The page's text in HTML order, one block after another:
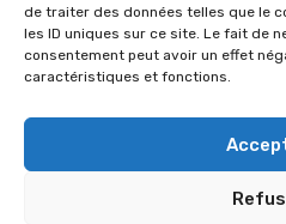
de traiter des données telles que le
les ID uniques sur ce site. Le fait de
consentement peut avoir un effet
caractéristiques et fonctions.